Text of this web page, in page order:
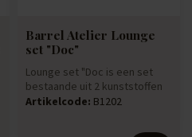
Barrel Atelier Lounge
set "Doc"
Lounge set "Doc is een set
bestaande uit 2 kunststoffen
comfortabele wijnvat st...
Artikelcode: B1202